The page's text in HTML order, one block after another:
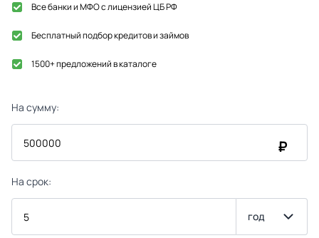
Все банки и МФО с лицензией ЦБ РФ
Бесплатный подбор кредитов и займов
1500+ предложений в каталоге
На сумму:
₽
На срок:
год